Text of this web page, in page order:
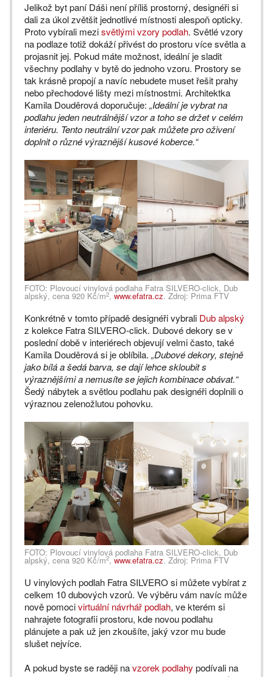
Jelikož byt paní Dáši není příliš prostorný, designéři si
dali za úkol zvětšit jednotlivé místnosti alespoň opticky.
Proto vybírali mezisvětlými vzory podlah. Světlé vzory
na podlaze totiž dokáží přivést do prostoru více světla a
projasnit jej. Pokud máte možnost, ideální je sladit
všechny podlahy v bytě do jednoho vzoru. Prostory se
tak krásně propojí a navíc nebudete muset řešit prahy
nebo přechodové lišty mezi místnostmi. Architektka
Kamila Douděrová doporučuje: „Ideální je vybrat na
podlahu jeden neutrálnější vzor a toho se držet v celém
interiéru. Tento neutrální vzor pak můžete pro oživení
doplnit o různé výraznější kusové koberce.“
FOTO: Plovoucí vinylová podlaha Fatra SILVERO-click, Dub
alpský, cena 920 Kč/m2, www.efatra.cz. Zdroj: Prima FTV
Konkrétně v tomto případě designéři vybrali Dub alpský
z kolekce Fatra SILVERO-click. Dubové dekory se v
poslední době v interiérech objevují velmi často, také
Kamila Douděrová si je oblíbila. „Dubové dekory, stejně
jako bílá a šedá barva, se dají lehce skloubit s
výraznějšími a nemusíte se jejich kombinace obávat.“
Šedý nábytek a světlou podlahu pak designéři doplnili o
výraznou zelenožlutou pohovku.
FOTO: Plovoucí vinylová podlaha Fatra SILVERO-click, Dub
alpský, cena 920 Kč/m2, www.efatra.cz. Zdroj: Prima FTV
U vinylových podlah Fatra SILVERO si můžete vybírat z
celkem 10 dubových vzorů. Ve výběru vám navíc může
nově pomocivirtuální návrhář podlah, ve kterém si
nahrajete fotografii prostoru, kde novou podlahu
plánujete a pak už jen zkoušíte, jaký vzor mu bude
slušet nejvíce.
A pokud byste se raději navzorek podlahy podívali na